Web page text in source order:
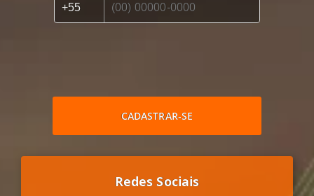
CADASTRAR-SE
Redes Sociais